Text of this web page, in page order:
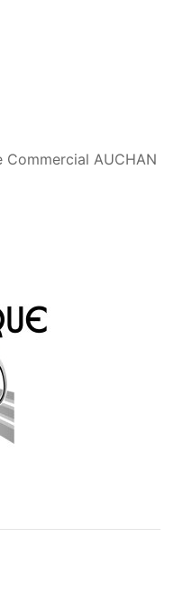
Commercial AUCHAN